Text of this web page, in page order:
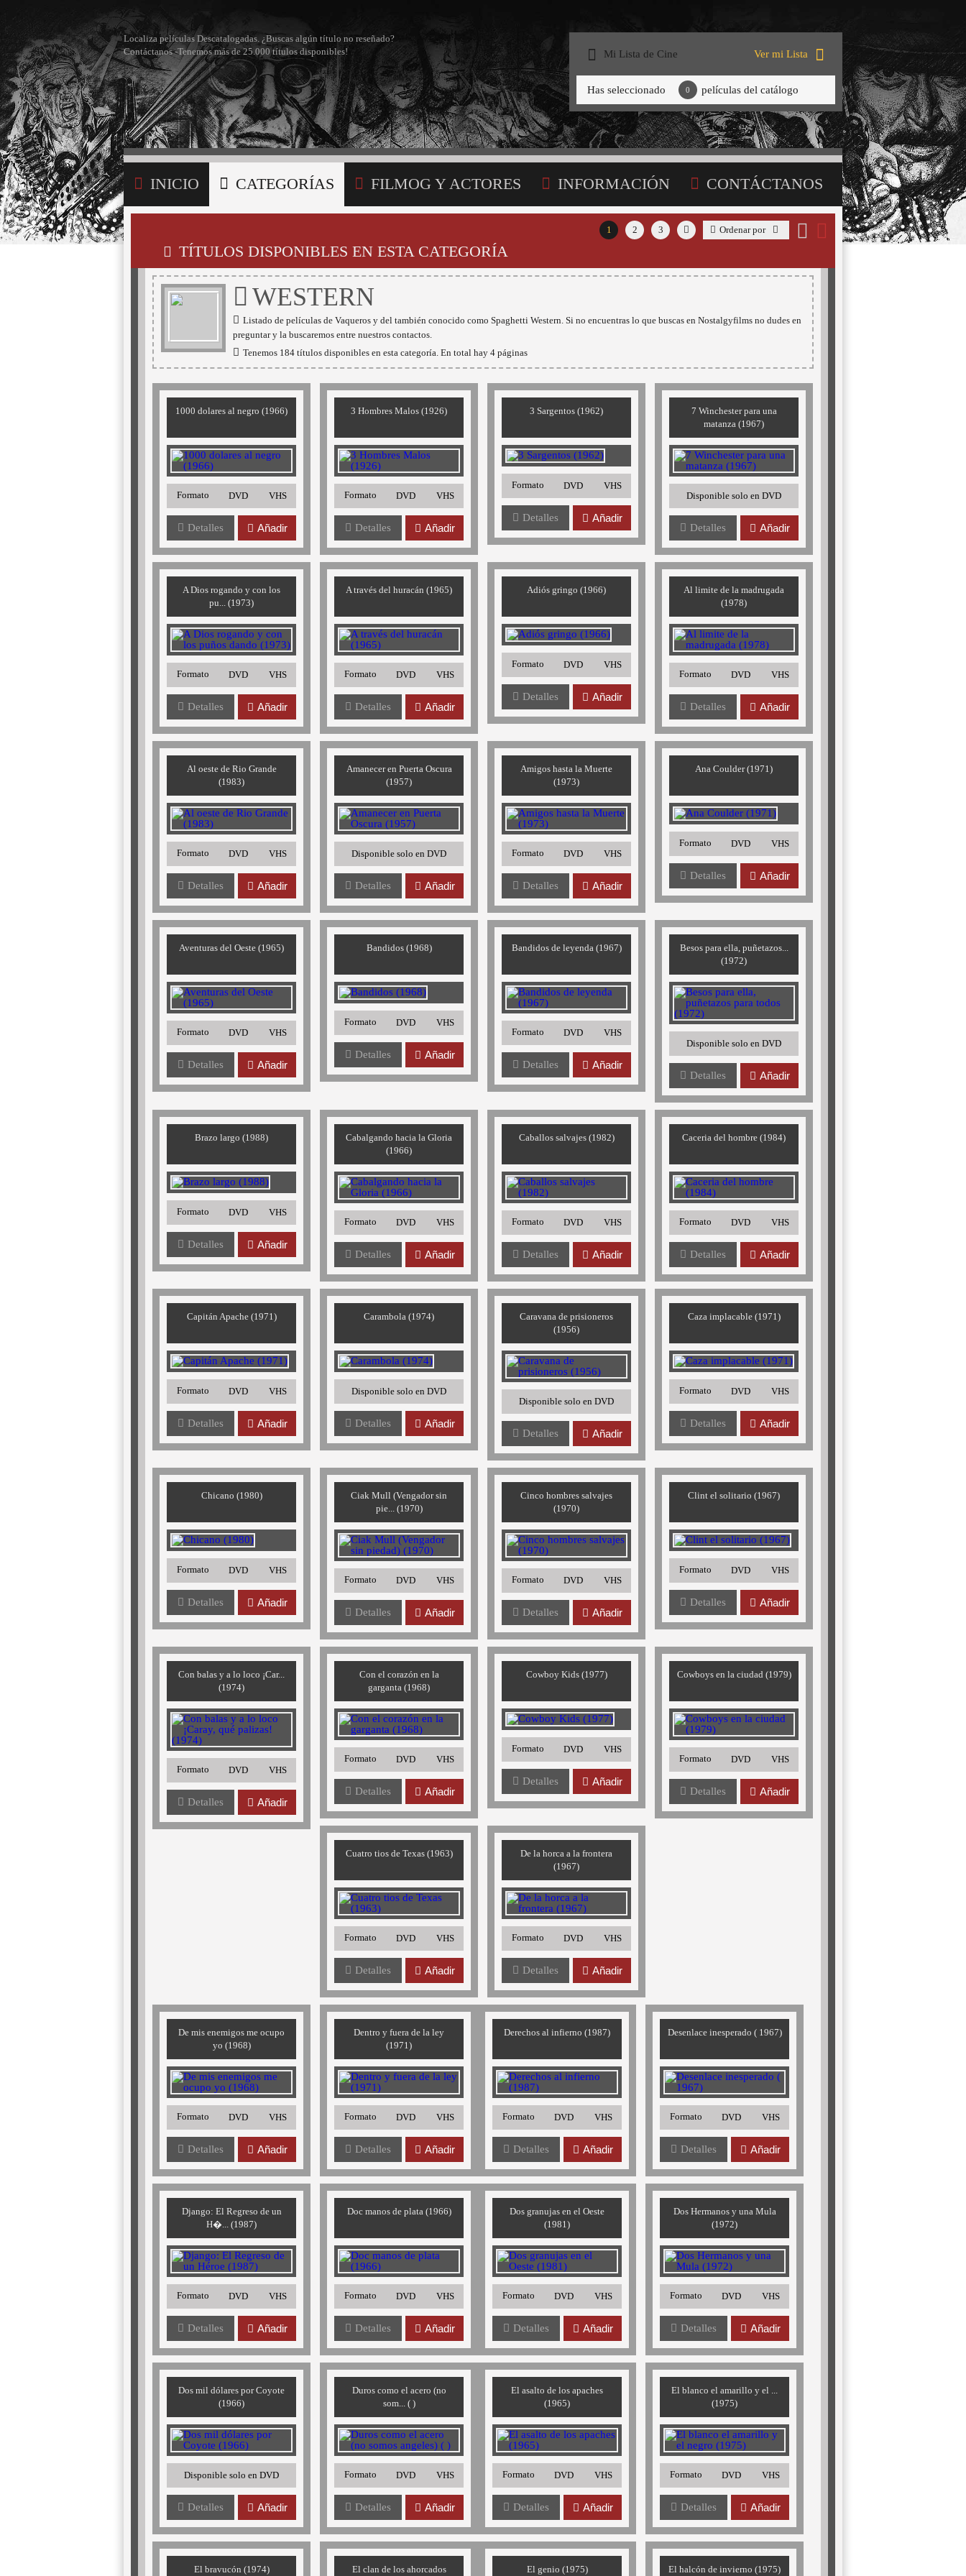
Localiza películas Descatalogadas. ¿Buscas algún título no reseñado?
Contáctanos -Tenemos más de 25.000 títulos disponibles!
Mi Lista de Cine Ver mi Lista
Has seleccionado 0 películas del catálogo
INICIO CATEGORÍAS FILMOG Y ACTORES INFORMACIÓN CONTÁCTANOS
1 2 3 Ordenar por
TÍTULOS DISPONIBLES EN ESTA CATEGORÍA
WESTERN
Listado de películas de Vaqueros y del también conocido como Spaghetti Western. Si no encuentras lo que buscas en Nostalgyfilms no dudes en
preguntar y la buscaremos entre nuestros contactos.
Tenemos 184 títulos disponibles en esta categoría. En total hay 4 páginas
1000 dolares al negro (1966)
Formato DVD VHS
Detalles Añadir
3 Hombres Malos (1926)
Formato DVD VHS
Detalles Añadir
3 Sargentos (1962)
Formato DVD VHS
Detalles Añadir
7 Winchester para una
matanza (1967)
Disponible solo en DVD
Detalles Añadir
A Dios rogando y con los
pu... (1973)
Formato DVD VHS
Detalles Añadir
A través del huracán (1965)
Formato DVD VHS
Detalles Añadir
Adiós gringo (1966)
Formato DVD VHS
Detalles Añadir
Al limite de la madrugada
(1978)
Formato DVD VHS
Detalles Añadir
Al oeste de Rio Grande
(1983)
Formato DVD VHS
Detalles Añadir
Amanecer en Puerta Oscura
(1957)
Disponible solo en DVD
Detalles Añadir
Amigos hasta la Muerte
(1973)
Formato DVD VHS
Detalles Añadir
Ana Coulder (1971)
Formato DVD VHS
Detalles Añadir
Aventuras del Oeste (1965)
Formato DVD VHS
Detalles Añadir
Bandidos (1968)
Formato DVD VHS
Detalles Añadir
Bandidos de leyenda (1967)
Formato DVD VHS
Detalles Añadir
Besos para ella, puñetazos...
(1972)
Disponible solo en DVD
Detalles Añadir
Brazo largo (1988)
Formato DVD VHS
Detalles Añadir
Cabalgando hacia la Gloria
(1966)
Formato DVD VHS
Detalles Añadir
Caballos salvajes (1982)
Formato DVD VHS
Detalles Añadir
Caceria del hombre (1984)
Formato DVD VHS
Detalles Añadir
Capitán Apache (1971)
Formato DVD VHS
Detalles Añadir
Carambola (1974)
Disponible solo en DVD
Detalles Añadir
Caravana de prisioneros
(1956)
Disponible solo en DVD
Detalles Añadir
Caza implacable (1971)
Formato DVD VHS
Detalles Añadir
Chicano (1980)
Formato DVD VHS
Detalles Añadir
Ciak Mull (Vengador sin
pie... (1970)
Formato DVD VHS
Detalles Añadir
Cinco hombres salvajes
(1970)
Formato DVD VHS
Detalles Añadir
Clint el solitario (1967)
Formato DVD VHS
Detalles Añadir
Con balas y a lo loco ¡Car...
(1974)
Formato DVD VHS
Detalles Añadir
Con el corazón en la
garganta (1968)
Formato DVD VHS
Detalles Añadir
Cowboy Kids (1977)
Formato DVD VHS
Detalles Añadir
Cowboys en la ciudad (1979)
Formato DVD VHS
Detalles Añadir
Cuatro tios de Texas (1963)
Formato DVD VHS
Detalles Añadir
De la horca a la frontera
(1967)
Formato DVD VHS
Detalles Añadir
De mis enemigos me ocupo
yo (1968)
Formato DVD VHS
Detalles Añadir
Dentro y fuera de la ley
(1971)
Formato DVD VHS
Detalles Añadir
Derechos al infierno (1987)
Formato DVD VHS
Detalles Añadir
Desenlace inesperado ( 1967)
Formato DVD VHS
Detalles Añadir
Django: El Regreso de un
H�... (1987)
Formato DVD VHS
Detalles Añadir
Doc manos de plata (1966)
Formato DVD VHS
Detalles Añadir
Dos granujas en el Oeste
(1981)
Formato DVD VHS
Detalles Añadir
Dos Hermanos y una Mula
(1972)
Formato DVD VHS
Detalles Añadir
Dos mil dólares por Coyote
(1966)
Disponible solo en DVD
Detalles Añadir
Duros como el acero (no
som... ( )
Formato DVD VHS
Detalles Añadir
El asalto de los apaches
(1965)
Formato DVD VHS
Detalles Añadir
El blanco el amarillo y el ...
(1975)
Formato DVD VHS
Detalles Añadir
El bravucón (1974) El clan de los ahorcados El genio (1975) El halcón de invierno (1975)